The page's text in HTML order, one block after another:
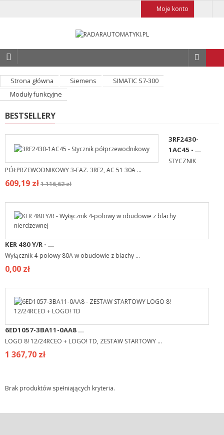
Moje konto
Strona główna Siemens
SIMATIC S7-300
Moduły funkcyjne
BESTSELLERY
3RF2430-
1AC45 - ...
STYCZNIK
PÓŁPRZEWODNIKOWY 3-FAZ. 3RF2, AC 51 30A ...
609,19 zł1 116,62 zł
KER 480 Y/R - ...
Wyłącznik 4-polowy 80A w obudowie z blachy ...
0,00 zł
6ED1057-3BA11-0AA8 ...
LOGO 8! 12/24RCEO + LOGO! TD, ZESTAW STARTOWY ...
1 367,70 zł
Brak produktów spełniających kryteria.